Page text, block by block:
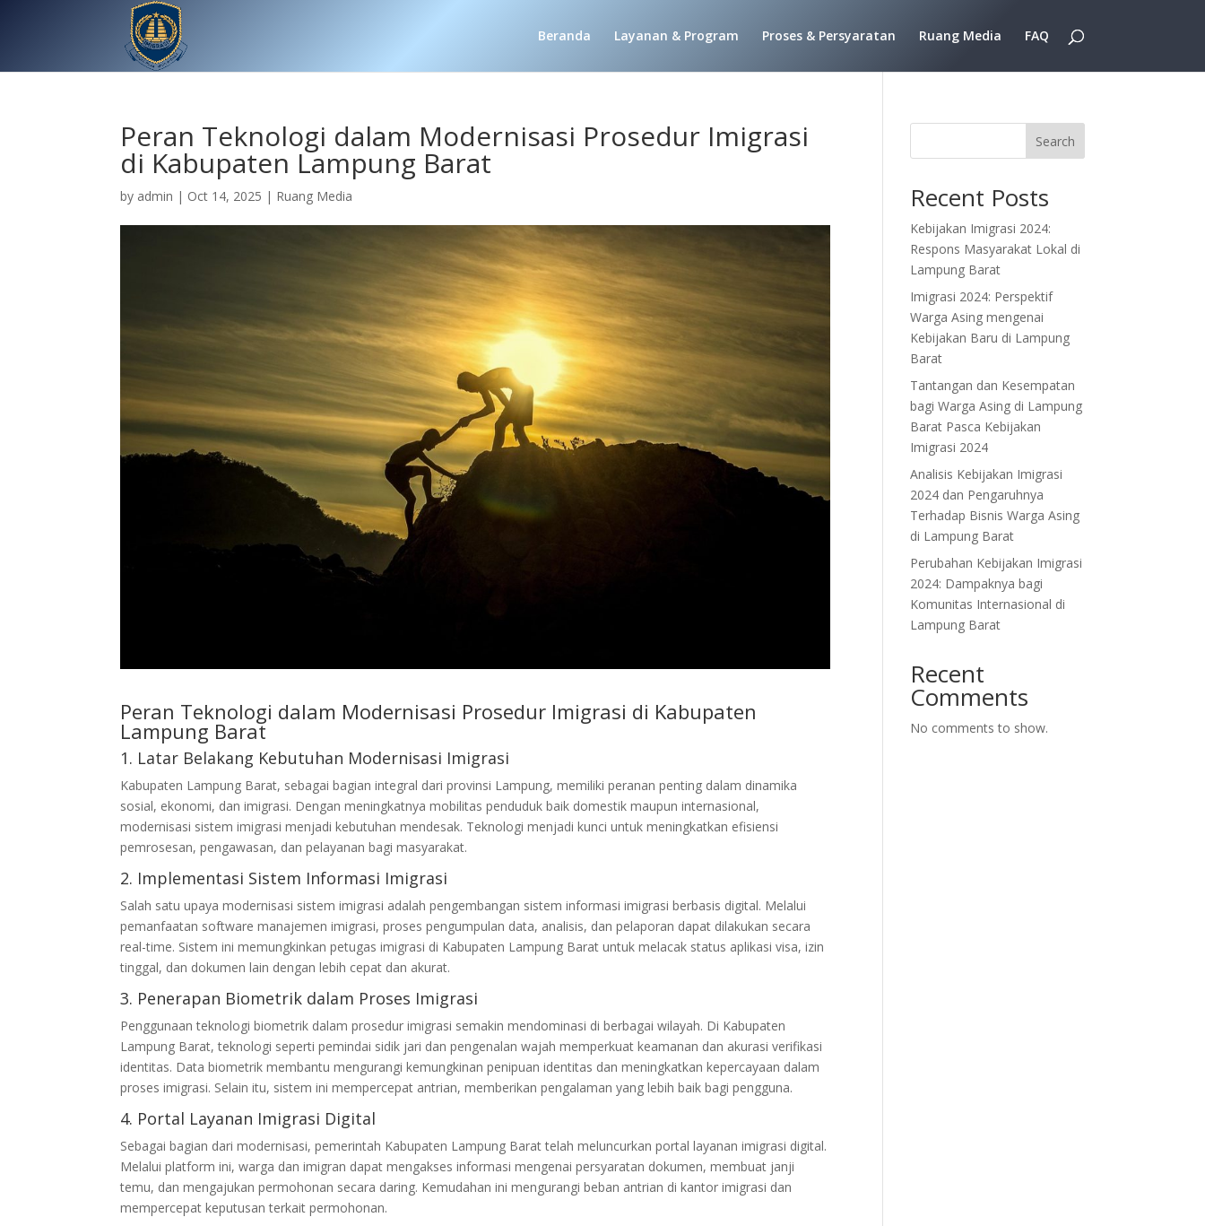
Beranda Layanan & Program Proses & Persyaratan Ruang Media FAQ
Peran Teknologi dalam Modernisasi Prosedur Imigrasi
di Kabupaten Lampung Barat
by admin | Oct 14, 2025 | Ruang Media
Peran Teknologi dalam Modernisasi Prosedur Imigrasi di Kabupaten
Lampung Barat
1. Latar Belakang Kebutuhan Modernisasi Imigrasi
Kabupaten Lampung Barat, sebagai bagian integral dari provinsi Lampung, memiliki peranan penting dalam dinamika
sosial, ekonomi, dan imigrasi. Dengan meningkatnya mobilitas penduduk baik domestik maupun internasional,
modernisasi sistem imigrasi menjadi kebutuhan mendesak. Teknologi menjadi kunci untuk meningkatkan efisiensi
pemrosesan, pengawasan, dan pelayanan bagi masyarakat.
2. Implementasi Sistem Informasi Imigrasi
Salah satu upaya modernisasi sistem imigrasi adalah pengembangan sistem informasi imigrasi berbasis digital. Melalui
pemanfaatan software manajemen imigrasi, proses pengumpulan data, analisis, dan pelaporan dapat dilakukan secara
real-time. Sistem ini memungkinkan petugas imigrasi di Kabupaten Lampung Barat untuk melacak status aplikasi visa, izin
tinggal, dan dokumen lain dengan lebih cepat dan akurat.
3. Penerapan Biometrik dalam Proses Imigrasi
Penggunaan teknologi biometrik dalam prosedur imigrasi semakin mendominasi di berbagai wilayah. Di Kabupaten
Lampung Barat, teknologi seperti pemindai sidik jari dan pengenalan wajah memperkuat keamanan dan akurasi verifikasi
identitas. Data biometrik membantu mengurangi kemungkinan penipuan identitas dan meningkatkan kepercayaan dalam
proses imigrasi. Selain itu, sistem ini mempercepat antrian, memberikan pengalaman yang lebih baik bagi pengguna.
4. Portal Layanan Imigrasi Digital
Sebagai bagian dari modernisasi, pemerintah Kabupaten Lampung Barat telah meluncurkan portal layanan imigrasi digital.
Melalui platform ini, warga dan imigran dapat mengakses informasi mengenai persyaratan dokumen, membuat janji
temu, dan mengajukan permohonan secara daring. Kemudahan ini mengurangi beban antrian di kantor imigrasi dan
mempercepat keputusan terkait permohonan.
Search
Recent Posts
Kebijakan Imigrasi 2024:
Respons Masyarakat Lokal di
Lampung Barat
Imigrasi 2024: Perspektif
Warga Asing mengenai
Kebijakan Baru di Lampung
Barat
Tantangan dan Kesempatan
bagi Warga Asing di Lampung
Barat Pasca Kebijakan
Imigrasi 2024
Analisis Kebijakan Imigrasi
2024 dan Pengaruhnya
Terhadap Bisnis Warga Asing
di Lampung Barat
Perubahan Kebijakan Imigrasi
2024: Dampaknya bagi
Komunitas Internasional di
Lampung Barat
Recent
Comments
No comments to show.